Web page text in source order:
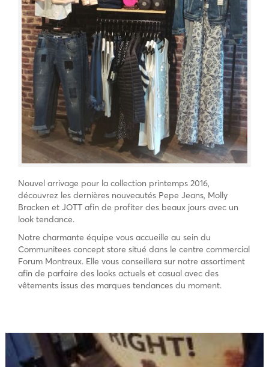
Nouvel arrivage pour la collection printemps 2016,
découvrez les dernières nouveautés Pepe Jeans, Molly
Bracken et JOTT afin de profiter des beaux jours avec un
look tendance.
Notre charmante équipe vous accueille au sein du
Communitees concept store situé dans le centre commercial
Forum Montreux. Elle vous conseillera sur notre assortiment
afin de parfaire des looks actuels et casual avec des
vêtements issus des marques tendances du moment.